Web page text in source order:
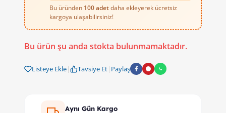
Bu üründen 100 adetdaha ekleyerek ücretsiz
kargoya ulaşabilirsiniz!
TERMİNALSAN Kablo Yüksük İzoleli 2x0,50 mm TRM-CY
Bu ürün şu anda stokta bulunmamaktadır.
Listeye Ekle| Tavsiye Et| Paylaş
Aynı Gün Kargo